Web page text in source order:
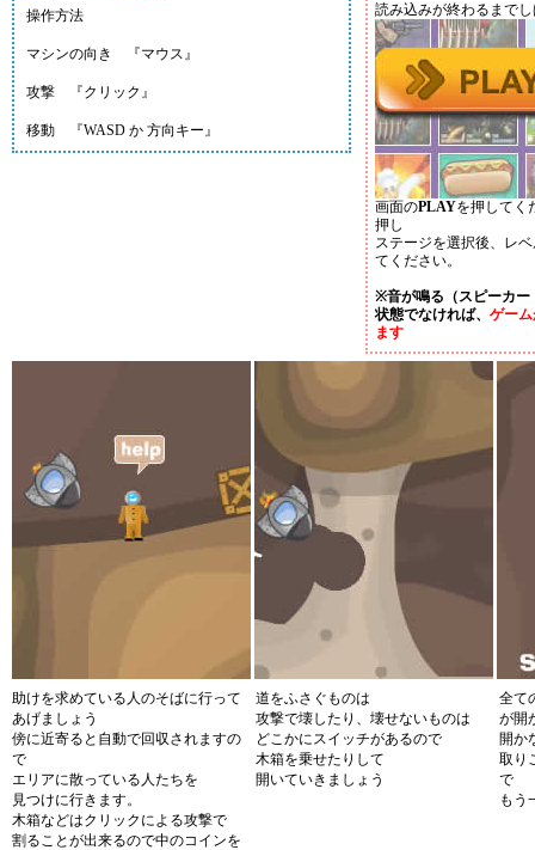
操作方法
マシンの向き 『マウス』
攻撃 『クリック』
移動 『WASD か 方向キー』
読み込みが終わるまで
画面のPLAYを押してく
押し
ステージを選択後、レ
てください。
※音が鳴る（スピーカー
状態でなければ、 ゲー
ます
助けを求めている人のそばに行って
あげましょう
傍に近寄ると自動で回収されますの
で
エリアに散っている人たちを
見つけに行きます。
木箱などはクリックによる攻撃で
割ることが出来るので中のコインを
道をふさぐものは
攻撃で壊したり、壊せないものは
どこかにスイッチがあるので
木箱を乗せたりして
開いていきましょう
全て
が開
開か
取り
で
もう